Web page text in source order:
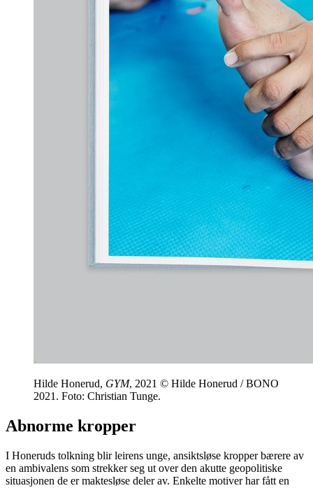
Hilde Honerud, GYM, 2021 © Hilde Honerud / BONO
2021. Foto: Christian Tunge.
Abnorme kropper
I Honeruds tolkning blir leirens unge, ansiktsløse kropper bærere av
en ambivalens som strekker seg ut over den akutte geopolitiske
situasjonen de er maktesløse deler av. Enkelte motiver har fått en